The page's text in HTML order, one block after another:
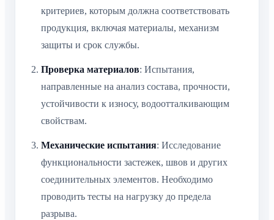
критериев, которым должна соответствовать
продукция, включая материалы, механизм
защиты и срок службы.
Проверка материалов: Испытания,
направленные на анализ состава, прочности,
устойчивости к износу, водоотталкивающим
свойствам.
Механические испытания: Исследование
функциональности застежек, швов и других
соединительных элементов. Необходимо
проводить тесты на нагрузку до предела
разрыва.